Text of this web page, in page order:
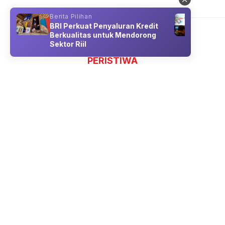
PERISTIWA
Berita Pilihan
BRI Perkuat Penyaluran Kredit
Berkualitas untuk Mendorong
Sektor Riil